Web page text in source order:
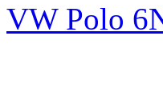
VW Polo